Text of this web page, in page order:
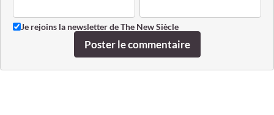
Je rejoins la newsletter de The New Siècle
Poster le commentaire